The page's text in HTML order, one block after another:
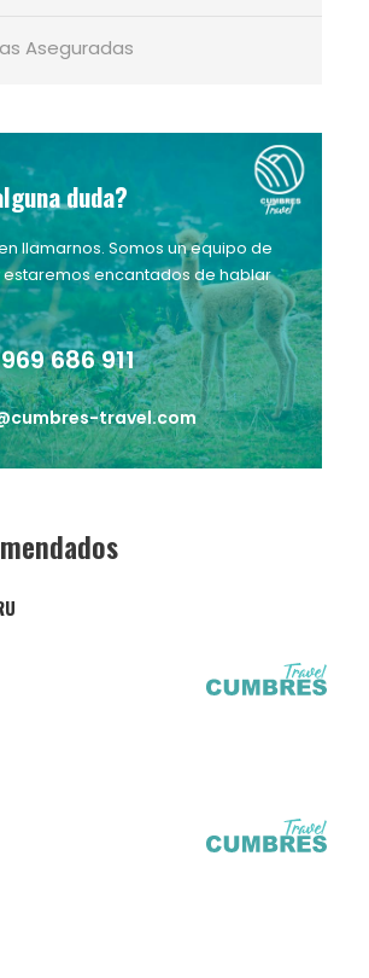
Aseguradas
duda?
llamarnos. Somos un equipo de
estaremos encantados de hablar
686 911
travel.com